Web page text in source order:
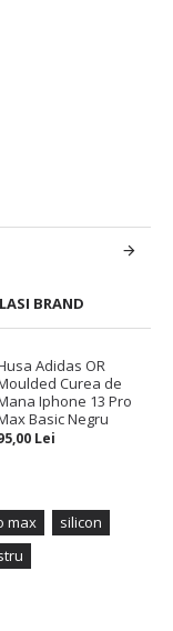
BRAND
Adidas OR
Curea de
Iphone 13 Pro
Basic Negru
Lei
max
silicon